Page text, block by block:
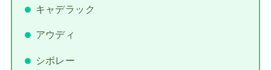
キャデラック
アウディ
シボレー